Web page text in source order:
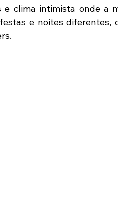
e clima intimista onde a
e noites diferentes,